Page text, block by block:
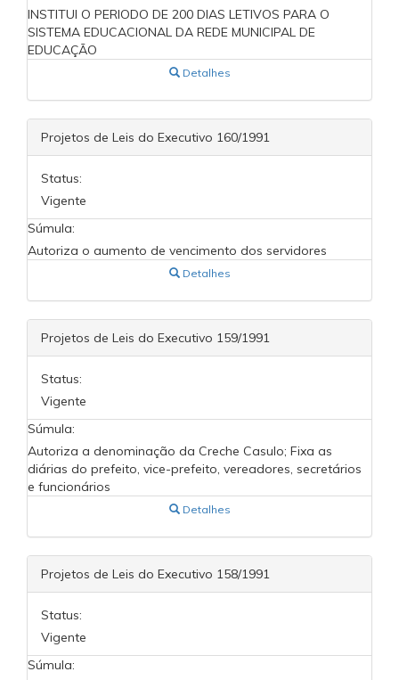
INSTITUI O PERIODO DE 200 DIAS LETIVOS PARA O
SISTEMA EDUCACIONAL DA REDE MUNICIPAL DE
EDUCAÇÃO
Detalhes
Projetos de Leis do Executivo 160/1991
Status:
Vigente
Súmula:
Autoriza o aumento de vencimento dos servidores
Detalhes
Projetos de Leis do Executivo 159/1991
Status:
Vigente
Súmula:
Autoriza a denominação da Creche Casulo; Fixa as
diárias do prefeito, vice-prefeito, vereadores, secretários
e funcionários
Detalhes
Projetos de Leis do Executivo 158/1991
Status:
Vigente
Súmula: